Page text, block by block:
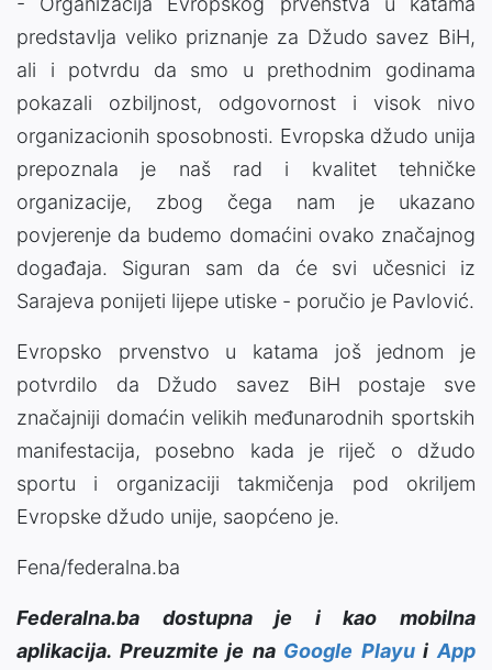
predstavlja veliko priznanje za Džudo savez BiH,
ali i potvrdu da smo u prethodnim godinama
pokazali ozbiljnost, odgovornost i visok nivo
organizacionih sposobnosti. Evropska džudo unija
prepoznala je naš rad i kvalitet tehničke
organizacije, zbog čega nam je ukazano
povjerenje da budemo domaćini ovako značajnog
događaja. Siguran sam da će svi učesnici iz
Sarajeva ponijeti lijepe utiske - poručio je Pavlović.
Evropsko prvenstvo u katama još jednom je
potvrdilo da Džudo savez BiH postaje sve
značajniji domaćin velikih međunarodnih sportskih
manifestacija, posebno kada je riječ o džudo
sportu i organizaciji takmičenja pod okriljem
Evropske džudo unije, saopćeno je.
Fena/federalna.ba
Federalna.ba dostupna je i kao mobilna
aplikacija. Preuzmite je na Google PlayuiApp